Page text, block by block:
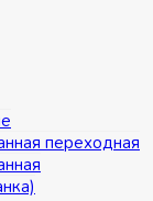
переходная